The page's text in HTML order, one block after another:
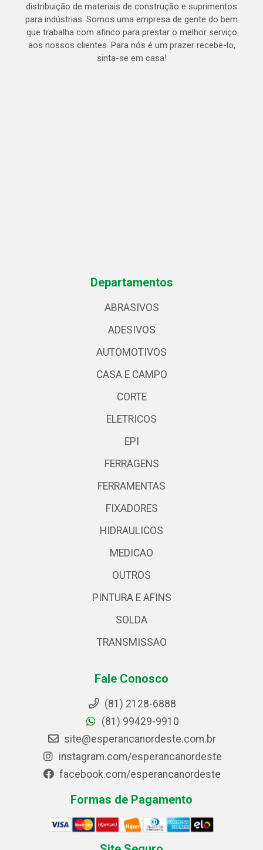
distribuição de materiais de construção e suprimentos
para indústrias. Somos uma empresa de gente do bem
que trabalha com afinco para prestar o melhor serviço
aos nossos clientes. Para nós é um prazer recebe-lo,
sinta-se em casa!
Departamentos
ABRASIVOS
ADESIVOS
AUTOMOTIVOS
CASA E CAMPO
CORTE
ELETRICOS
EPI
FERRAGENS
FERRAMENTAS
FIXADORES
HIDRAULICOS
MEDICAO
OUTROS
PINTURA E AFINS
SOLDA
TRANSMISSAO
Fale Conosco
(81) 2128-6888
(81) 99429-9910
site@esperancanordeste.com.br
instagram.com/esperancanordeste
facebook.com/esperancanordeste
Formas de Pagamento